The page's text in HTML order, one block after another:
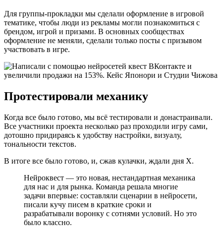
Для группы-прокладки мы сделали оформление в игровой
тематике, чтобы люди из рекламы могли познакомиться с
брендом, игрой и призами. В основных сообществах
оформление не меняли, сделали только посты с призывом
участвовать в игре.
Протестировали механику
Когда все было готово, мы всё тестировали и донастраивали.
Все участники проекта несколько раз проходили игру сами,
дотошно придираясь к удобству настройки, визуалу,
тональности текстов.
В итоге все было готово, и, сжав кулачки, ждали дня Х.
Нейроквест — это новая, нестандартная механика
для нас и для рынка. Команда решала многие
задачи впервые: составляли сценарии в нейросети,
писали кучу писем в краткие сроки и
разрабатывали воронку с сотнями условий. Но это
было классно.